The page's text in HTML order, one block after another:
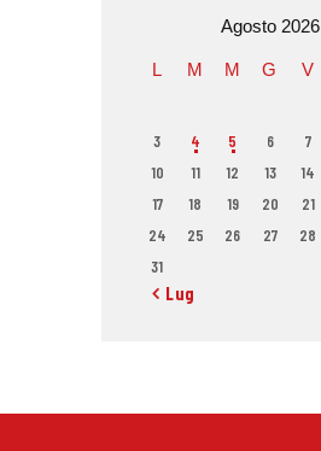
Agosto 2026
L M M G V
3
4 5 6 7
10
11 12 13 14
17
18 19 20 21
24
25 26 27 28
31
« Lug